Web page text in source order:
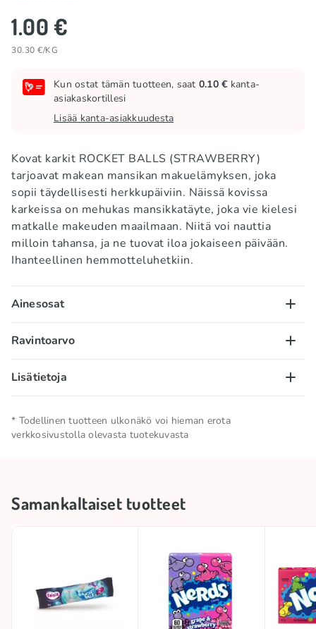
1.00 €
30.30 €/KG
Kun ostat tämän tuotteen, saat 0.10 € kanta-
asiakaskortillesi
Lisää kanta-asiakkuudesta
Kovat karkit ROCKET BALLS (STRAWBERRY)
tarjoavat makean mansikan makuelämyksen, joka
sopii täydellisesti herkkupäiviin. Näissä kovissa
karkeissa on mehukas mansikkatäyte, joka vie kielesi
matkalle makeuden maailmaan. Niitä voi nauttia
milloin tahansa, ja ne tuovat iloa jokaiseen päivään.
Ihanteellinen hemmotteluhetkiin.
Ainesosat
Sokeri, glukoosisiirappi, dekstroosi, hapot: E296,
E120. Säilytä kuivassa ja viileässä paikassa.
Ravintoarvo
100g/ml:
93g, josta sokereita – 69g; ravintokuitu – 0g; proteiini
– 0g; suola – 0,04g.
Lisätietoja
Nettomäärä 0.033 KG
Alkuperämaa Alankomaat
* Todellinen tuotteen ulkonäkö voi hieman erota
verkkosivustolla olevasta tuotekuvasta
Samankaltaiset tuotteet